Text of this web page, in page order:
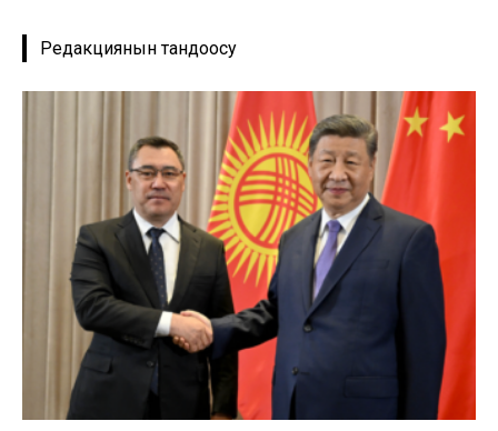
Редакциянын тандоосу